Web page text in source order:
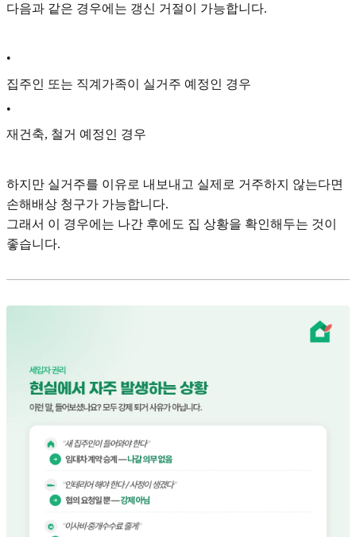
다음과 같은 경우에는 갱신 거절이 가능합니다.
•
집주인 또는 직계가족이 실거주 예정인 경우
•
재건축, 철거 예정인 경우
하지만 실거주를 이유로 내보내고 실제로 거주하지 않는다면
손해배상 청구가 가능합니다.
그래서 이 경우에는 나간 후에도 집 상황을 확인해두는 것이
좋습니다.